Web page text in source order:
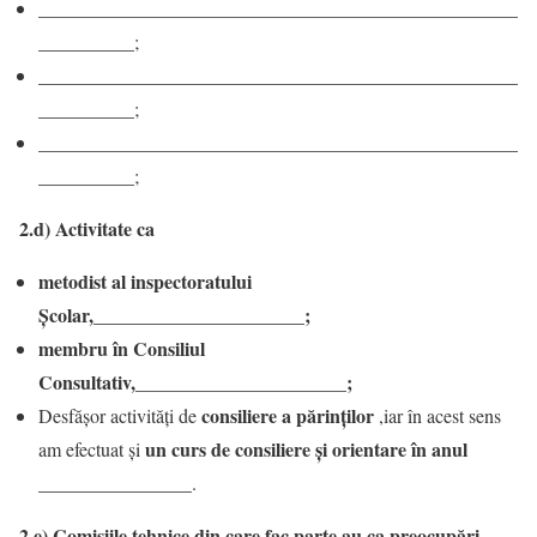
__________;
__________;
__________;
2.d) Activitate ca
metodist al inspectoratului
Școlar,______________________;
membru în Consiliul
Consultativ,______________________;
Desfășor activități deconsiliere a părinților ,iar în acest sens
am efectuat șiun curs de consiliere şi orientare în anul
.